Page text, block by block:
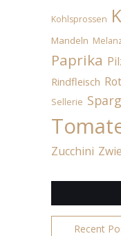
Kohlsprossen
Mandeln
Paprika
Rindfleisch
Sellerie
Zucchini
Recent